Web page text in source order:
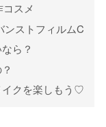
スメ
ンストフィルムC
ら？
イクを楽しもう♡